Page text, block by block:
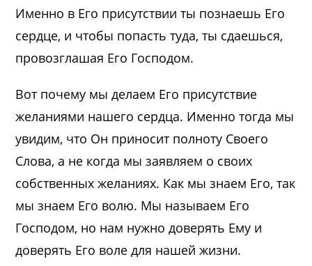
Именно в Его присутствии ты познаешь Его
сердце, и чтобы попасть туда, ты сдаешься,
провозглашая Его Господом.
Вот почему мы делаем Его присутствие
желаниями нашего сердца. Именно тогда мы
увидим, что Он приносит полноту Своего
Слова, а не когда мы заявляем о своих
собственных желаниях. Как мы знаем Его, так
мы знаем Его волю. Мы называем Его
Господом, но нам нужно доверять Ему и
доверять Его воле для нашей жизни.